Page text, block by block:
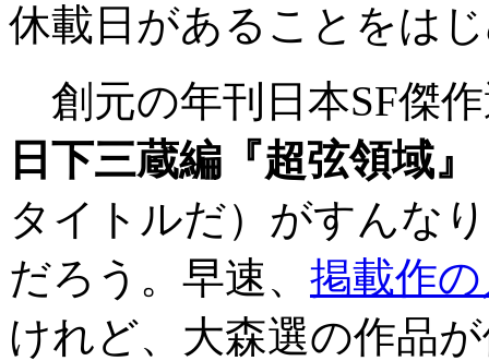
休載日があることをは
創元の年刊日本SF傑
日下三蔵編『超弦領域』
タイトルだ）がすんな
だろう。早速、 掲載作
けれど、大森選の作品